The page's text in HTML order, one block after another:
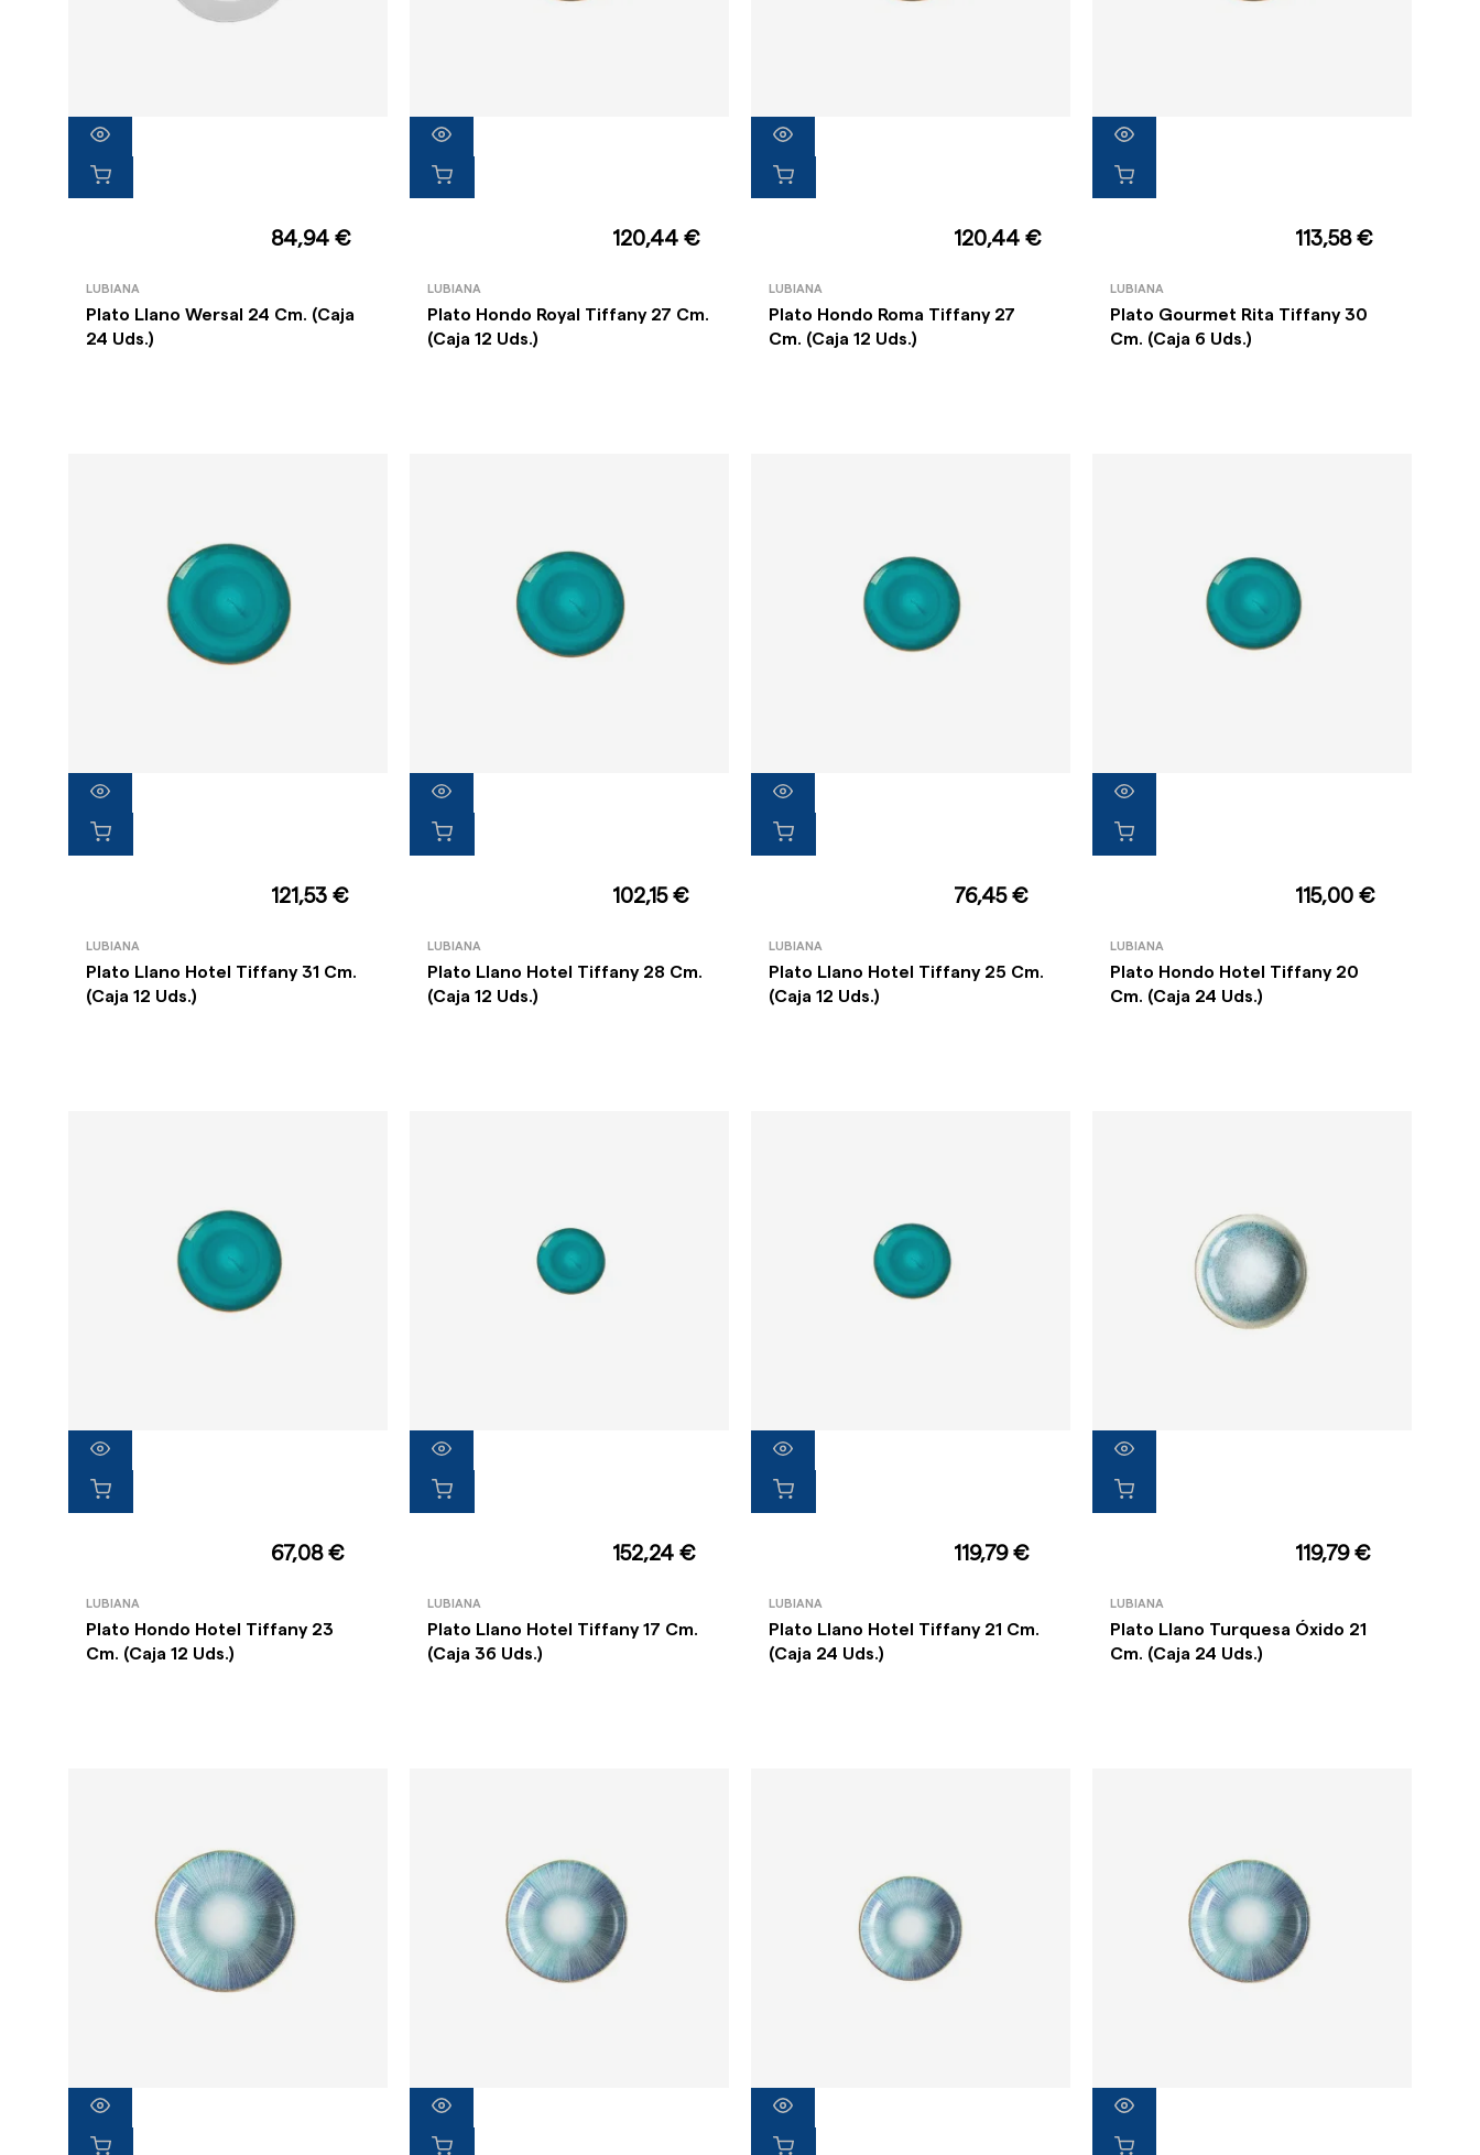
84,94 €
LUBIANA
Plato Llano Wersal 24 Cm. (Caja
24 Uds.)
120,44 €
LUBIANA
Plato Hondo Royal Tiffany 27 Cm.
(Caja 12 Uds.)
120,44 €
LUBIANA
Plato Hondo Roma Tiffany 27
Cm. (Caja 12 Uds.)
113,58 €
LUBIANA
Plato Gourmet Rita Tiffany 30
Cm. (Caja 6 Uds.)
121,53 €
LUBIANA
Plato Llano Hotel Tiffany 31 Cm.
(Caja 12 Uds.)
102,15 €
LUBIANA
Plato Llano Hotel Tiffany 28 Cm.
(Caja 12 Uds.)
76,45 €
LUBIANA
Plato Llano Hotel Tiffany 25 Cm.
(Caja 12 Uds.)
115,00 €
LUBIANA
Plato Hondo Hotel Tiffany 20
Cm. (Caja 24 Uds.)
67,08 €
LUBIANA
Plato Hondo Hotel Tiffany 23
Cm. (Caja 12 Uds.)
152,24 €
LUBIANA
Plato Llano Hotel Tiffany 17 Cm.
(Caja 36 Uds.)
119,79 €
LUBIANA
Plato Llano Hotel Tiffany 21 Cm.
(Caja 24 Uds.)
119,79 €
LUBIANA
Plato Llano Turquesa Óxido 21
Cm. (Caja 24 Uds.)